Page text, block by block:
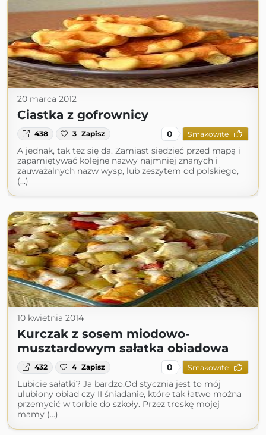
20 marca 2012
Ciastka z gofrownicy
438 3 Zapisz 0 Smakowite
A jednak, tak też się da. Zamiast siedzieć przed mapą i
zapamiętywać kolejne nazwy najmniej znanych i
zauważalnych nazw wysp, lub zeszytem od polskiego,
(...)
10 kwietnia 2014
Kurczak z sosem miodowo-
musztardowym sałatka obiadowa
432 4 Zapisz 0 Smakowite
Lubicie sałatki? Ja bardzo.Od stycznia jest to mój
ulubiony obiad czy II śniadanie, które tak łatwo można
przemycić w torbie do szkoły. Przez troskę mojej
mamy (...)